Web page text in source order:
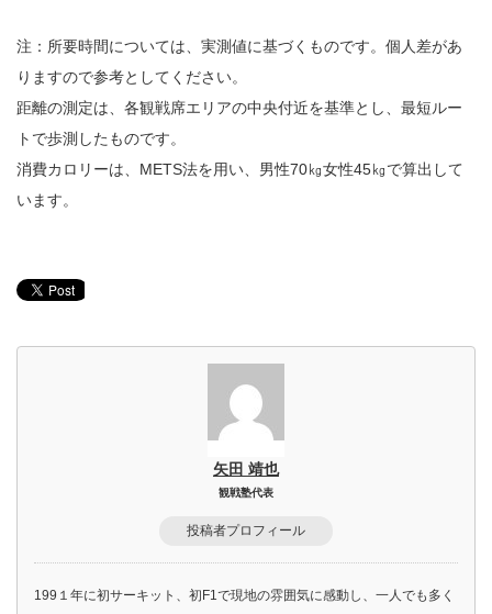
注：所要時間については、実測値に基づくものです。個人差があ
りますので参考としてください。
距離の測定は、各観戦席エリアの中央付近を基準とし、最短ルー
トで歩測したものです。
消費カロリーは、METS法を用い、男性70㎏女性45㎏で算出して
います。
矢田 靖也
観戦塾代表
投稿者プロフィール
199１年に初サーキット、初F1で現地の雰囲気に感動し、一人でも多く